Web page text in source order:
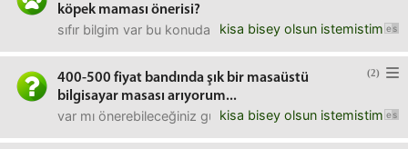
köpek maması önerisi?
kisa bisey olsun istemistim
sıfır bilgim var bu konuda ve öğrenmem lazım şu an
(2)
400-500 fiyat bandında şık bir masaüstü
bilgisayar masası arıyorum...
kisa bisey olsun istemistim
var mı önerebileceğiniz güzel bi site ya da direkt